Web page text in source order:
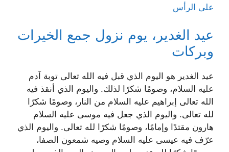
على الرأس
عيد الغدير، يوم نزول جمع الخيرات
وبركات
عيد الغدير هو اليوم الذي قبل فيه الله تعالى توبة آدم
عليه السلام، وصومًا شكرًا لذلك. واليوم الذي أنقذ فيه
الله تعالى إبراهيم عليه السلام من النار، وصومًا شكرًا
لله تعالى. واليوم الذي جعل فيه موسى عليه السلام
هارون مقتدًا وإمامًا، وصومًا شكرًا لله تعالى. واليوم الذي
عرّف فيه عيسى عليه السلام وصيه شمعون الصفا،